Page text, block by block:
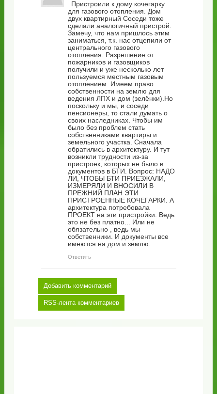
Пристроили к дому кочегарку
для газового отопления. Дом
двух квартирный Соседи тоже
сделали аналогичный пристрой.
Замечу, что нам пришлось этим
заниматься, т.к. нас отцепили от
центрального газового
отопления. Разрешение от
пожарников и газовщиков
получили и уже несколько лет
пользуемся местным газовым
отоплением. Имеем право
собственности на землю для
ведения ЛПХ и дом (зелёнки).Но
поскольку и мы, и соседи
пенсионеры, то стали думать о
своих наследниках. Чтобы им
было без проблем стать
собственниками квартиры и
земельного участка. Сначала
обратились в архитектуру. И тут
возникли трудности из-за
пристроек, которых не было в
документов в БТИ. Вопрос: НАДО
ЛИ, ЧТОБЫ БТИ ПРИЕЗЖАЛИ,
ИЗМЕРЯЛИ И ВНОСИЛИ В
ПРЕЖНИЙ ПЛАН ЭТИ
ПРИСТРОЕННЫЕ КОЧЕГАРКИ. А
архитектура потребовала
ПРОЕКТ на эти пристройки. Ведь
это не без платно... Или не
обязательно , ведь мы
собственники. И документы все
имеются на дом и землю.
Ответить
Добавить комментарий
RSS-лента комментариев